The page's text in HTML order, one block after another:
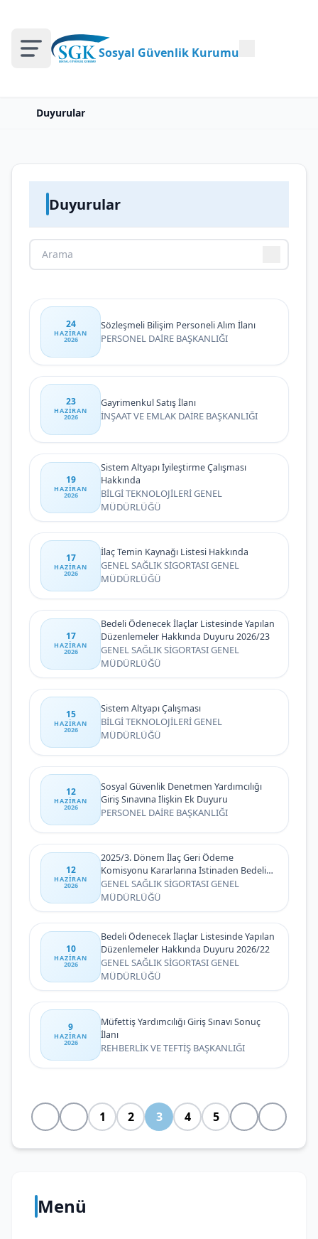
Sosyal Güvenlik Kurumu
Duyurular
Menü
Duyurular
24
HAZIRAN
2026
Sözleşmeli Bilişim Personeli Alım İlanı
PERSONEL DAİRE BAŞKANLIĞI
23
HAZIRAN
2026
Gayrimenkul Satış İlanı
İNŞAAT VE EMLAK DAİRE BAŞKANLIĞI
19
HAZIRAN
2026
Sistem Altyapı İyileştirme Çalışması
Hakkında
BİLGİ TEKNOLOJİLERİ GENEL
MÜDÜRLÜĞÜ
17
HAZIRAN
2026
İlaç Temin Kaynağı Listesi Hakkında
GENEL SAĞLIK SİGORTASI GENEL
MÜDÜRLÜĞÜ
17
HAZIRAN
2026
Bedeli Ödenecek İlaçlar Listesinde Yapılan
Düzenlemeler Hakkında Duyuru 2026/23
GENEL SAĞLIK SİGORTASI GENEL
MÜDÜRLÜĞÜ
15
HAZIRAN
2026
Sistem Altyapı Çalışması
BİLGİ TEKNOLOJİLERİ GENEL
MÜDÜRLÜĞÜ
12
HAZIRAN
2026
Sosyal Güvenlik Denetmen Yardımcılığı
Giriş Sınavına İlişkin Ek Duyuru
PERSONEL DAİRE BAŞKANLIĞI
12
HAZIRAN
2026
2025/3. Dönem İlaç Geri Ödeme
Komisyonu Kararlarına İstinaden Bedeli
Ödenecek İlaçlar Listesinde Yapılan
Düzenlemeler Hakkında Duyuru
GENEL SAĞLIK SİGORTASI GENEL
MÜDÜRLÜĞÜ
10
HAZIRAN
2026
Bedeli Ödenecek İlaçlar Listesinde Yapılan
Düzenlemeler Hakkında Duyuru 2026/22
GENEL SAĞLIK SİGORTASI GENEL
MÜDÜRLÜĞÜ
9
HAZIRAN
2026
Müfettiş Yardımcılığı Giriş Sınavı Sonuç
İlanı
REHBERLİK VE TEFTİŞ BAŞKANLIĞI
1 2 3 4 5